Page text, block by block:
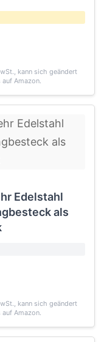
kann sich geändert
Amazon.
Edelstahl
als
kann sich geändert
Amazon.